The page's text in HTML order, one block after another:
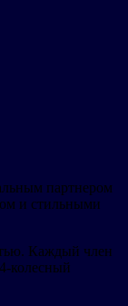
партнером
и стильными
Каждый член
колесный